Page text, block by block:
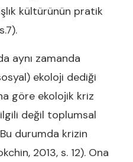
kültürünün pratik
aynı zamanda
ekoloji dediği
göre ekolojik kriz
değil toplumsal
durumda krizin
2013, s. 12). Ona